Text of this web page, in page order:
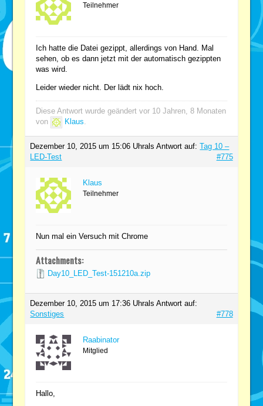
Teilnehmer
Ich hatte die Datei gezippt, allerdings von Hand. Mal
sehen, ob es dann jetzt mit der automatisch gezippten
was wird.
Leider wieder nicht. Der lädt nix hoch.
Diese Antwort wurde geändert vor 10 Jahren, 8 Monaten
von
Klaus.
Dezember 10, 2015 um 15:06 Uhrals Antwort auf:Tag 10 –
LED-Test
#775
Klaus
Teilnehmer
Nun mal ein Versuch mit Chrome
Attachments:
Day10_LED_Test-151210a.zip
Dezember 10, 2015 um 17:36 Uhrals Antwort auf:
Sonstiges
#778
Raabinator
Mitglied
Hallo,